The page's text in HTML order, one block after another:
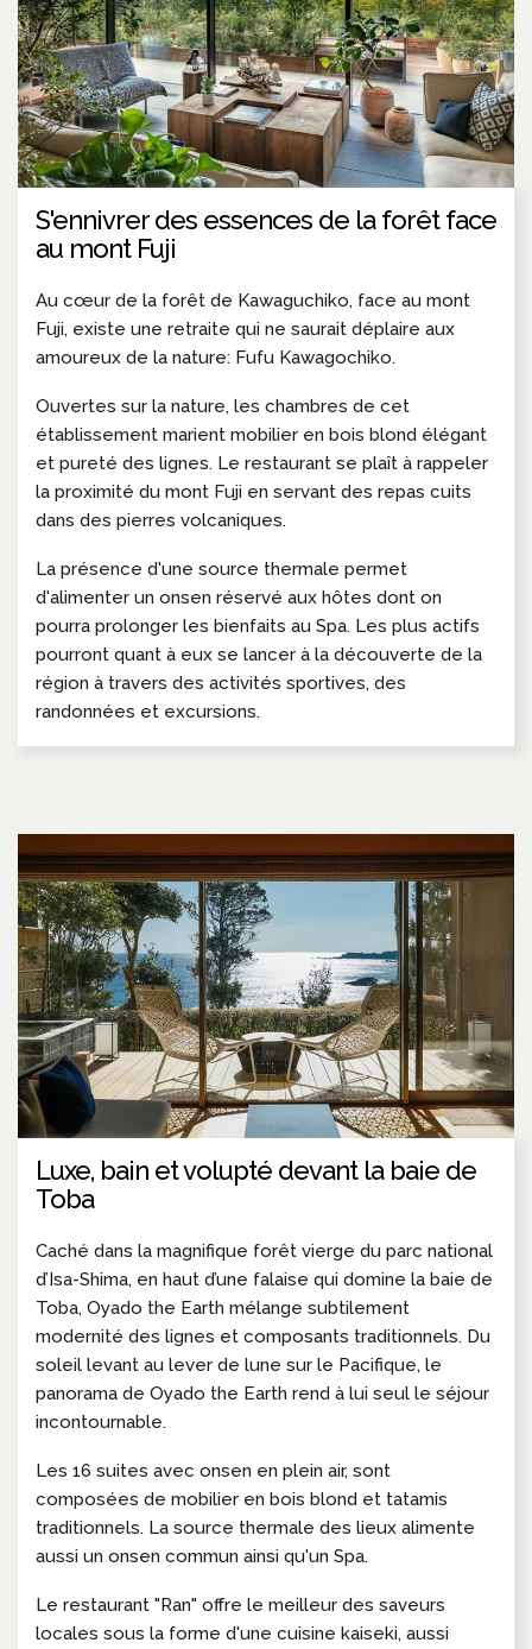
S'ennivrer des essences de la forêt face
au mont Fuji
Au cœur de la forêt de Kawaguchiko, face au mont
Fuji, existe une retraite qui ne saurait déplaire aux
amoureux de la nature: Fufu Kawagochiko.
Ouvertes sur la nature, les chambres de cet
établissement marient mobilier en bois blond élégant
et pureté des lignes. Le restaurant se plaît à rappeler
la proximité du mont Fuji en servant des repas cuits
dans des pierres volcaniques.
La présence d'une source thermale permet
d'alimenter un onsen réservé aux hôtes dont on
pourra prolonger les bienfaits au Spa. Les plus actifs
pourront quant à eux se lancer à la découverte de la
région à travers des activités sportives, des
randonnées et excursions.
Luxe, bain et volupté devant la baie de
Toba
Caché dans la magnifique forêt vierge du parc national
d’Isa-Shima, en haut d’une falaise qui domine la baie de
Toba, Oyado the Earth mélange subtilement
modernité des lignes et composants traditionnels. Du
soleil levant au lever de lune sur le Pacifique, le
panorama de Oyado the Earth rend à lui seul le séjour
incontournable.
Les 16 suites avec onsen en plein air, sont
composées de mobilier en bois blond et tatamis
traditionnels. La source thermale des lieux alimente
aussi un onsen commun ainsi qu'un Spa.
Le restaurant "Ran" offre le meilleur des saveurs
locales sous la forme d'une cuisine kaiseki, aussi